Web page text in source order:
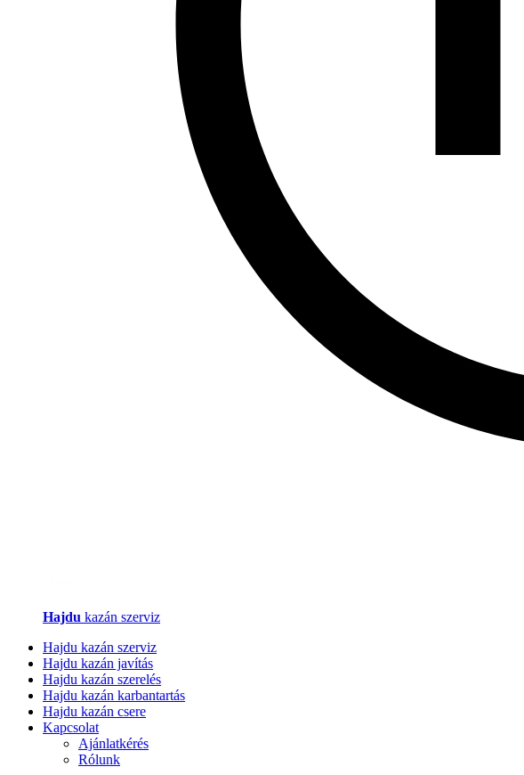
Hajdu kazán szerviz
Hajdu kazán szerviz
Hajdu kazán javítás
Hajdu kazán szerelés
Hajdu kazán karbantartás
Hajdu kazán csere
Kapcsolat
Ajánlatkérés
Rólunk